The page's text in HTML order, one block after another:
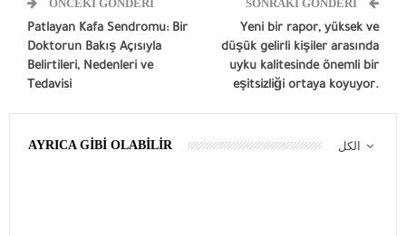
ÖNCEKI GÖNDERI
Patlayan Kafa Sendromu: Bir
Doktorun Bakış Açısıyla
Belirtileri, Nedenleri ve
Tedavisi
SONRAKI GÖNDERI
Yeni bir rapor, yüksek ve
düşük gelirli kişiler arasında
uyku kalitesinde önemli bir
eşitsizliği ortaya koyuyor.
AYRICA GIBI OLABILIR